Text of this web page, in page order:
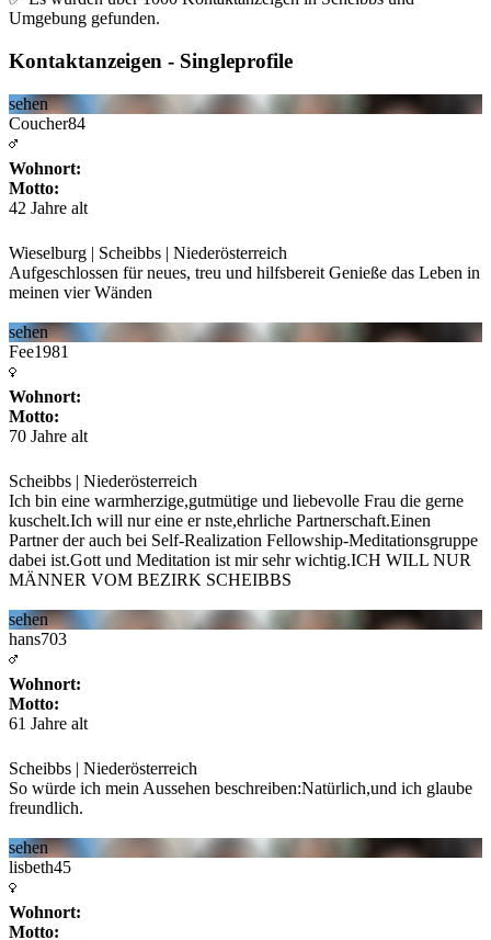
Umgebung gefunden.
Kontaktanzeigen - Singleprofile
sehen
Coucher84
Wohnort:
Motto:
42 Jahre alt
Wieselburg | Scheibbs | Niederösterreich
Aufgeschlossen für neues, treu und hilfsbereit Genieße das Leben in
meinen vier Wänden
sehen
Fee1981
Wohnort:
Motto:
70 Jahre alt
Scheibbs | Niederösterreich
Ich bin eine warmherzige,gutmütige und liebevolle Frau die gerne
kuschelt.Ich will nur eine ernste,ehrliche Partnerschaft.Einen
Partner der auch bei Self-Realization Fellowship-Meditationsgruppe
dabei ist.Gott und Meditation ist mir sehr wichtig.ICH WILL NUR
MÄNNER VOM BEZIRK SCHEIBBS
sehen
hans703
Wohnort:
Motto:
61 Jahre alt
Scheibbs | Niederösterreich
So würde ich mein Aussehen beschreiben:Natürlich,und ich glaube
freundlich.
sehen
lisbeth45
Wohnort:
Motto: